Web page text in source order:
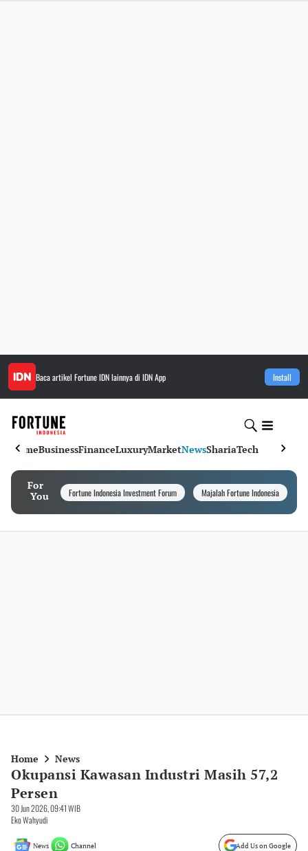
Baca artikel Fortune IDNlainnya di IDN App Install
HomeBusinessFinanceLuxuryMarketNewsShariaTech
For
You
Fortune Indonesia Investment Forum Majalah Fortune Indonesia
Home News
Okupansi Kawasan Industri Masih 57,2
Persen
30 Jun 2026, 09:41 WIB
Eko Wahyudi
News Channel Add Us on Google